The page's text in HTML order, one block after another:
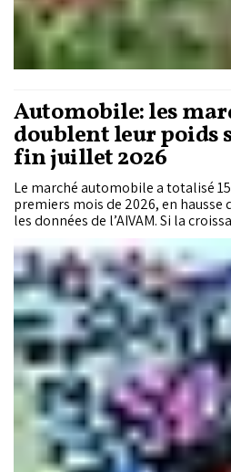
Automobile: les
doublent leur poids
fin juillet 2026
Le marché automobile a totalisé
premiers mois de 2026, en hausse
les données de l’AIVAM. Si la
juillet, les véhicules utilitaires
électrifiés atteignent 17% des
particulières et les marques
le marché.